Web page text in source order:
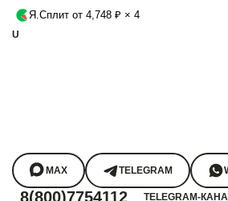
Я.Сплит от 4,748 ₽ × 4
U
MAX TELEGRAM
8(800)7754112 TELEGRAM-